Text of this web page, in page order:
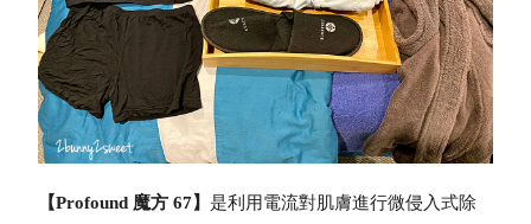
【Profound 魔方 67】 是利用電流對肌膚進行微侵入式除